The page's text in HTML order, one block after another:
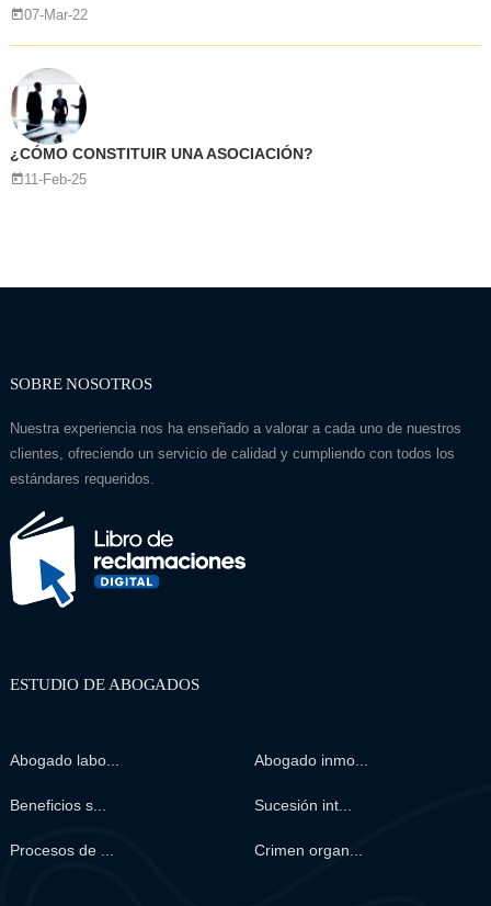
07-Mar-22
¿CÓMO CONSTITUIR UNA ASOCIACIÓN?
11-Feb-25
SOBRE NOSOTROS
Nuestra experiencia nos ha enseñado a valorar a cada uno de nuestros
clientes, ofreciendo un servicio de calidad y cumpliendo con todos los
estándares requeridos.
ESTUDIO DE ABOGADOS
Abogado labo... Abogado inmo...
Beneficios s... Sucesión int...
Procesos de ... Crimen organ...